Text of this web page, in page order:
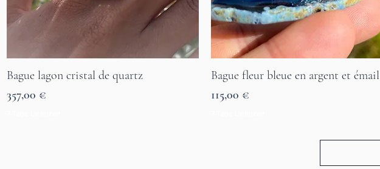
Aperçu rapide
Bague lagon cristal de quartz
Prix
357,00 €
Aperçu rapide
Bague fleur bleue en argent et émail
Prix
115,00 €